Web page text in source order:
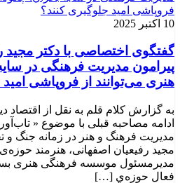
10 اکتبر 2025
گفتگوی اختصاصی با دکتر مجید
پیرامون مدیریت فرهنگی در
هنری می‌توانند از فروپاشی
به گزارش کلام قلم به نقل از اقتصاد
ادامه مصاحبه قبلی با موضوع «
مدیریت فرهنگ و هنر در زمانه جنگ و
مجید رفیعیان اصفهانی، هنرمند
مدیرمسئول موسسه فرهنگی هنری
فعال حوزه‌ي‌ […]